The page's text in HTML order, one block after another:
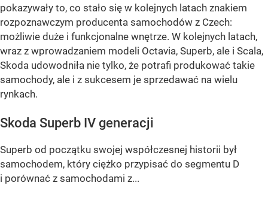
pokazywały to, co stało się w kolejnych latach znakiem
rozpoznawczym producenta samochodów z Czech:
możliwie duże i funkcjonalne wnętrze. W kolejnych latach,
wraz z wprowadzaniem modeli Octavia, Superb, ale i Scala,
Skoda udowodniła nie tylko, że potrafi produkować takie
samochody, ale i z sukcesem je sprzedawać na wielu
rynkach.
Skoda Superb IV generacji
Superb od początku swojej współczesnej historii był
samochodem, który ciężko przypisać do segmentu D
i porównać z samochodami z...